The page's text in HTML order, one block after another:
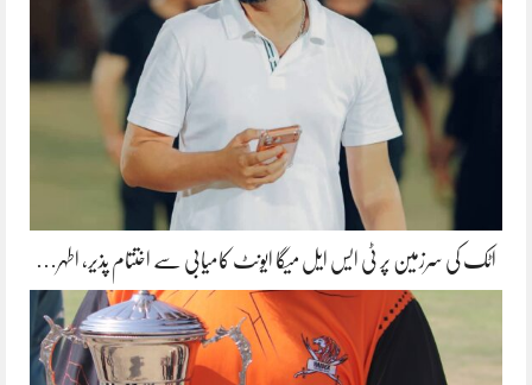
اٹک کی سرزمین پر ٹی ایس ایل میگا ایونٹ کامیابی سے اختتام پذیر، اطہر…